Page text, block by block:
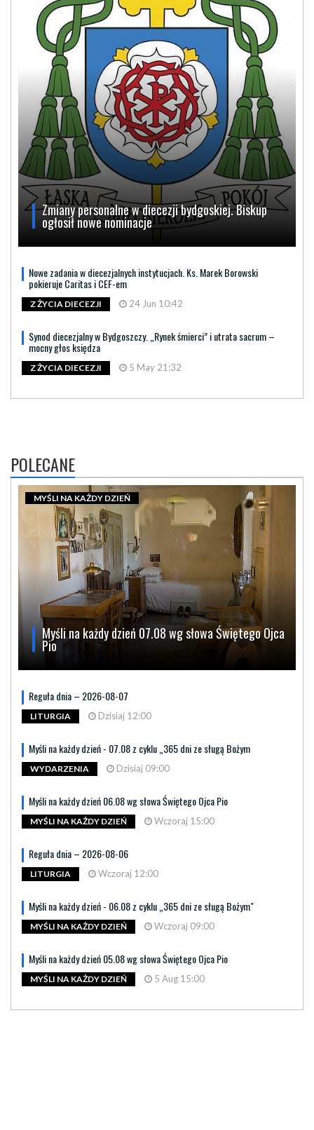
Zmiany personalne w diecezji bydgoskiej. Biskup
ogłosił nowe nominacje
Nowe zadania w diecezjalnych instytucjach. Ks. Marek Borowski
pokieruje Caritas i CEF-em
Z ŻYCIA DIECEZJI 24 Jun 10:42
Synod diecezjalny w Bydgoszczy. „Rynek śmierci” i utrata sacrum –
mocny głos księdza
Z ŻYCIA DIECEZJI 5 May 21:32
POLECANE
Myśli na każdy dzień 07.08 wg słowa Świętego Ojca
Pio
MYŚLI NA KAŻDY DZIEŃ
Reguła dnia – 2026-08-07
LITURGIA Dzisiaj 12:00
Myśli na każdy dzień - 07.08 z cyklu „365 dni ze sługą Bożym
WYDARZENIA Dzisiaj 09:00
Myśli na każdy dzień 06.08 wg słowa Świętego Ojca Pio
MYŚLI NA KAŻDY DZIEŃ Wczoraj 15:00
Reguła dnia – 2026-08-06
LITURGIA Wczoraj 12:00
Myśli na każdy dzień - 06.08 z cyklu „365 dni ze sługą Bożym"
MYŚLI NA KAŻDY DZIEŃ Wczoraj 09:00
Myśli na każdy dzień 05.08 wg słowa Świętego Ojca Pio
MYŚLI NA KAŻDY DZIEŃ 5 Aug 15:00